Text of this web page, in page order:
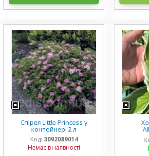
Спірея Little Princess у
контейнері 2 л
Код: 3092089014
Немає в наявності